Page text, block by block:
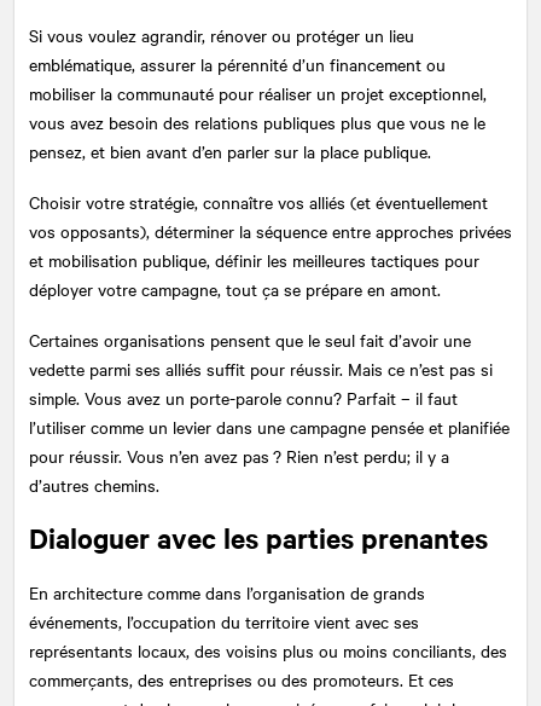
Si vous voulez agrandir, rénover ou protéger un lieu
emblématique, assurer la pérennité d’un financement ou
mobiliser la communauté pour réaliser un projet exceptionnel,
vous avez besoin des relations publiques plus que vous ne le
pensez, et bien avant d’en parler sur la place publique.
Choisir votre stratégie, connaître vos alliés (et éventuellement
vos opposants), déterminer la séquence entre approches privées
et mobilisation publique, définir les meilleures tactiques pour
déployer votre campagne, tout ça se prépare en amont.
Certaines organisations pensent que le seul fait d’avoir une
vedette parmi ses alliés suffit pour réussir. Mais ce n’est pas si
simple. Vous avez un porte-parole connu? Parfait – il faut
l’utiliser comme un levier dans une campagne pensée et planifiée
pour réussir. Vous n’en avez pas ? Rien n’est perdu; il y a
d’autres chemins.
Dialoguer avec les parties prenantes
En architecture comme dans l’organisation de grands
événements, l’occupation du territoire vient avec ses
représentants locaux, des voisins plus ou moins conciliants, des
commerçants, des entreprises ou des promoteurs. Et ces